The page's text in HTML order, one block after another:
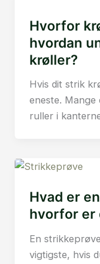
Hvorfor
hvordan
krøller?
Hvis dit strik
eneste. Mange
ruller i
Hvad er
hvorfor er
En
vigtigste, hvis